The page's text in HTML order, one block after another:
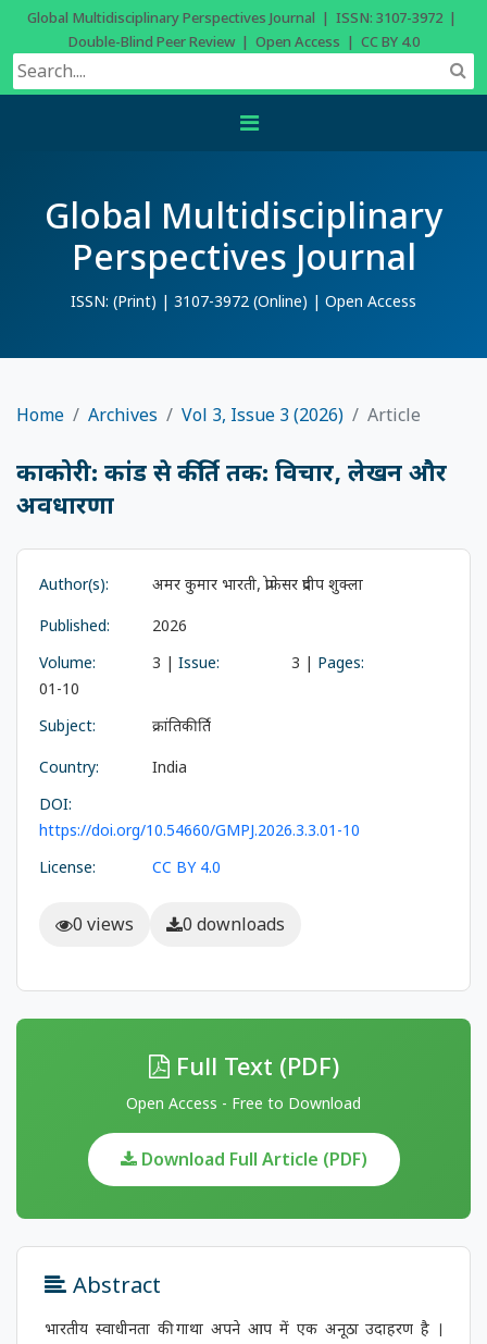
Global Multidisciplinary Perspectives Journal | ISSN: 3107-3972 |
Double-Blind Peer Review | Open Access | CC BY 4.0
Global Multidisciplinary
Perspectives Journal
ISSN: (Print) | 3107-3972 (Online) | Open Access
Home Archives Vol 3, Issue 3 (2026) Article
काकोरी: कांड से कीर्ति तक: विचार, लेखन और
अवधारणा
Author(s):
अमर कुमार भारती, प्रोफेसर प्रदीप शुक्ला
Published:
2026
Volume:
3 | Issue: 3 | Pages:
01-10
Subject:
क्रांतिकीर्ति
Country:
India
DOI:
https://doi.org/10.54660/GMPJ.2026.3.3.01-10
License:
CC BY 4.0
0 views 0 downloads
Full Text (PDF)
Open Access - Free to Download
Download Full Article (PDF)
Abstract
भारतीय स्वाधीनता की गाथा अपने आप में एक अनूठा उदाहरण है ।